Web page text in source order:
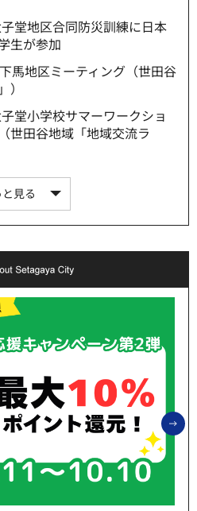
堂地区合同防災訓練に日本
生が参加
馬地区ミーティング（世田谷
堂小学校サマーワークショ
世田谷地域「地域交流ラ
見る